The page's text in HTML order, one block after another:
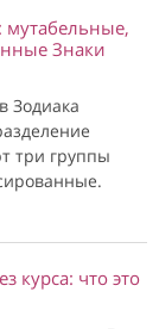
мутабельные,
Знаки
Зодиака
три группы
курса: что это